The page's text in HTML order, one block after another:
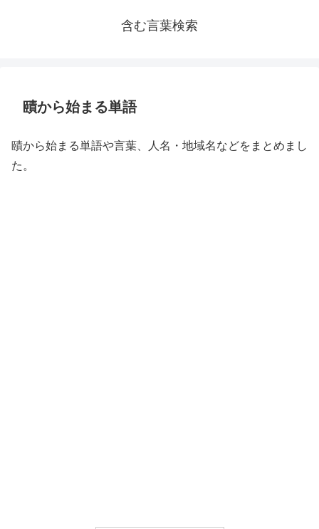
含む言葉検索
賾から始まる単語
賾から始まる単語や言葉、人名・地域名などをまとめまし
た。